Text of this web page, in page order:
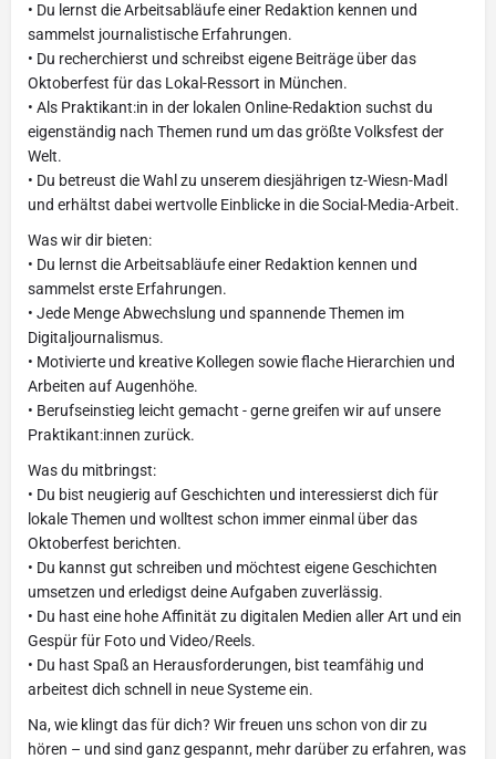
• Du lernst die Arbeitsabläufe einer Redaktion kennen und
sammelst journalistische Erfahrungen.
• Du recherchierst und schreibst eigene Beiträge über das
Oktoberfest für das Lokal-Ressort in München.
• Als Praktikant:in in der lokalen Online-Redaktion suchst du
eigenständig nach Themen rund um das größte Volksfest der
Welt.
• Du betreust die Wahl zu unserem diesjährigen tz-Wiesn-Madl
und erhältst dabei wertvolle Einblicke in die Social-Media-Arbeit.
Was wir dir bieten:
• Du lernst die Arbeitsabläufe einer Redaktion kennen und
sammelst erste Erfahrungen.
• Jede Menge Abwechslung und spannende Themen im
Digitaljournalismus.
• Motivierte und kreative Kollegen sowie flache Hierarchien und
Arbeiten auf Augenhöhe.
• Berufseinstieg leicht gemacht - gerne greifen wir auf unsere
Praktikant:innen zurück.
Was du mitbringst:
• Du bist neugierig auf Geschichten und interessierst dich für
lokale Themen und wolltest schon immer einmal über das
Oktoberfest berichten.
• Du kannst gut schreiben und möchtest eigene Geschichten
umsetzen und erledigst deine Aufgaben zuverlässig.
• Du hast eine hohe Affinität zu digitalen Medien aller Art und ein
Gespür für Foto und Video/Reels.
• Du hast Spaß an Herausforderungen, bist teamfähig und
arbeitest dich schnell in neue Systeme ein.
Na, wie klingt das für dich? Wir freuen uns schon von dir zu
hören – und sind ganz gespannt, mehr darüber zu erfahren, was